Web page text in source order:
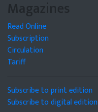
Magazines
Read Online
Subscription
Circulation
Tariff
Subscribe to print edition
Subscribe to digital edition